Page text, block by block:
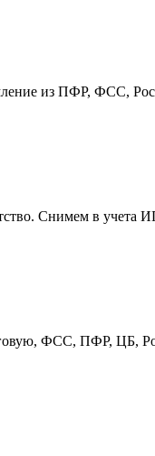
из ПФР, ФСС,
Снимем в учета
ФСС, ПФР, ЦБ,